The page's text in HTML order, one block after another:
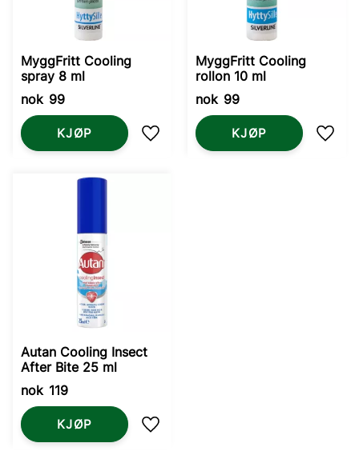
MyggFritt Cooling
spray 8 ml
nok 99
Lagre som favoritt
KJØP
MyggFritt Cooling
rollon 10 ml
nok 99
KJØP
Autan Cooling Insect
After Bite 25 ml
nok 119
Lagre som favoritt
KJØP